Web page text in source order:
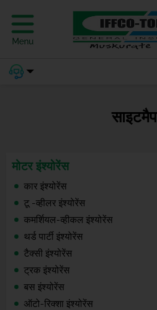
Menu
साइटमैप
मोटर इंश्योरेंस
कार इंश्योरेंस
टू -व्हीलर इंश्योरेंस
कमर्शियल-व्हीकल इंश्योरेंस
थर्ड पार्टी इंश्योरेंस
टैक्सी इंश्योरेंस
ट्रक इंश्योरेंस
बस इंश्योरेंस
ऑटो-रिक्शा इंश्योरेंस